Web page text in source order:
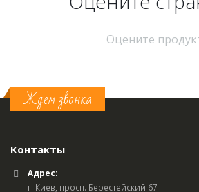
Оцените
Ждем звонка
Контакты
Адрес:
г. Киев, просп. Берестейский 67